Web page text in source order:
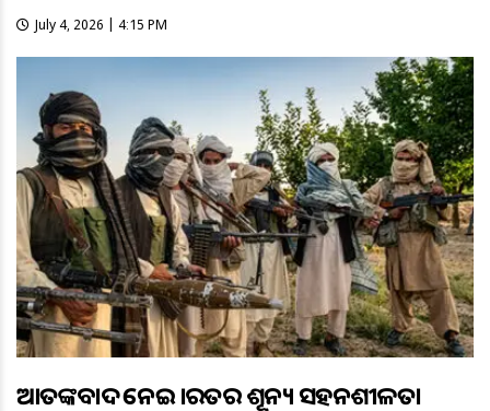
July 4, 2026 | 4:15 PM
ଆତଙ୍କବାଦ ନେଇ ଭାରତର ଶୂନ୍ୟ ସହନଶୀଳତା